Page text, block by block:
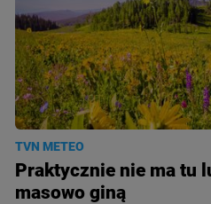
TVN METEO
Praktycznie nie ma tu
masowo giną